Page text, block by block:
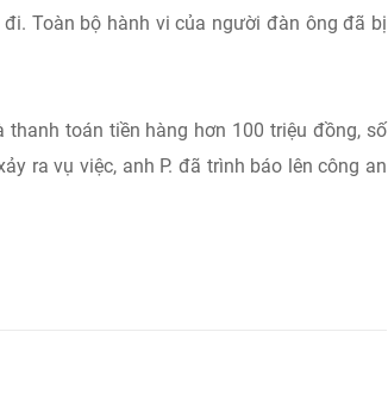
Toàn bộ hành vi của người đàn ông đã bị
toán tiền hàng hơn 100 triệu đồng, số
ra vụ việc, anh P. đã trình báo lên công an